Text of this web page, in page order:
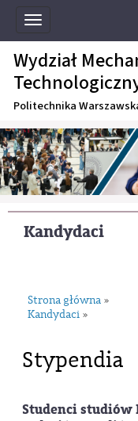
Toggle
navigation
Wydział
Politechnika
Kandydaci
Strona główna »
Kandydaci »
Stypendia
Studenci